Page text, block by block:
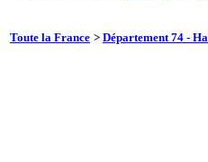
Toute la France > Département 74 -